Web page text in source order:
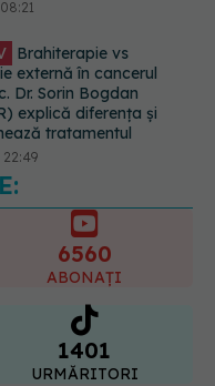
Dr. Sorin Bogdan
tratamentul
4 efecte adverse
6560
ABONAȚI
1401
URMĂRITORI